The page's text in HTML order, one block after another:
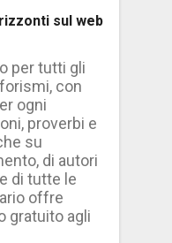
sul web
per tutti gli
con
ogni
proverbi e
su
di autori
di tutte le
offre
gratuito agli